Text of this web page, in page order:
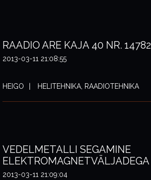
RAADIO ARE KAJA 40 NR. 14782
2013-03-11 21:08:55
HEIGO HELITEHNIKA, RAADIOTEHNIKA
VEDELMETALLI SEGAMINE
ELEKTROMAGNETVÄLJADEGA
2013-03-11 21:09:04